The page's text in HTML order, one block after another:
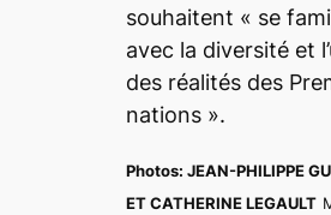
souhaitent « se
avec la diversité et
des réalités des
nations ».
Photos: JEAN-PHILIPPE
ET CATHERINE LEGAULT